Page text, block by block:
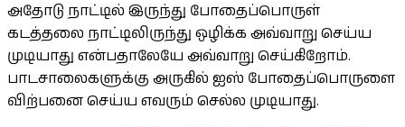
அதோடு நாட்டில் இருந்து போதைப்பொருள்
கடத்தலை நாட்டிலிருந்து ஒழிக்க அவ்வாறு செய்ய
முடியாது என்பதாலேயே அவ்வாறு செய்கிறோம்.
பாடசாலைகளுக்கு அருகில் ஐஸ் போதைப்பொருளை
விற்பனை செய்ய எவரும் செல்ல முடியாது.